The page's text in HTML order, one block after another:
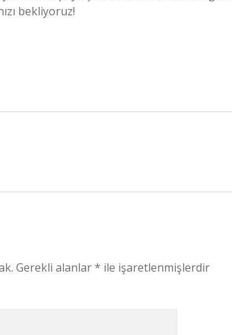
bekliyoruz!
Gerekli alanlar* ile işaretlenmişlerdir